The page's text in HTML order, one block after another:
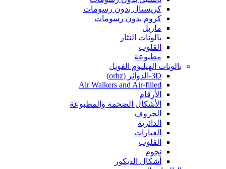
كريستال بدون رسومات
كروم بدون رسومات
ماربل
بالونات النثار
القلوب
مطبوعة
بالونات الهيليوم الفويل
3D-الدوائر (orbz)
Air Walkers and Air-filled
الأرقام
الأشكال الضخمة والمطبوعة
الحروف
الدائرية
العبارات
القلوب
نجوم
أشكال الديكور